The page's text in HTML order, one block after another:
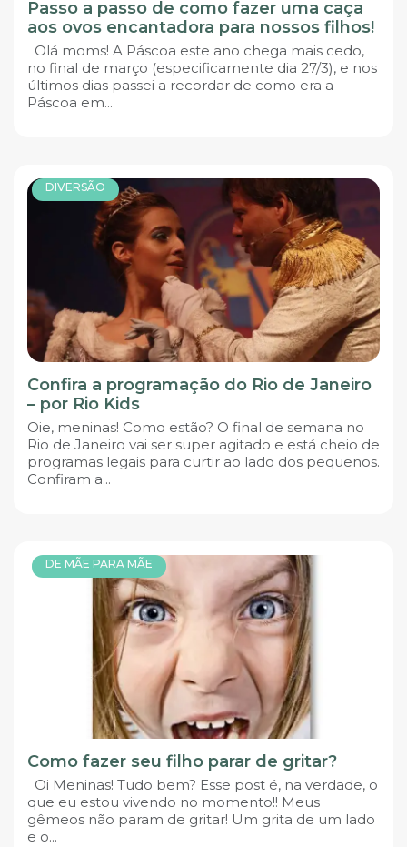
Passo a passo de como fazer uma caça
aos ovos encantadora para nossos filhos!
Olá moms! A Páscoa este ano chega mais cedo,
no final de março (especificamente dia 27/3), e nos
últimos dias passei a recordar de como era a
Páscoa em...
DIVERSÃO
Confira a programação do Rio de Janeiro
– por Rio Kids
Oie, meninas! Como estão? O final de semana no
Rio de Janeiro vai ser super agitado e está cheio de
programas legais para curtir ao lado dos pequenos.
Confiram a...
DE MÃE PARA MÃE
Como fazer seu filho parar de gritar?
Oi Meninas! Tudo bem? Esse post é, na verdade, o
que eu estou vivendo no momento!! Meus
gêmeos não param de gritar! Um grita de um lado
e o...